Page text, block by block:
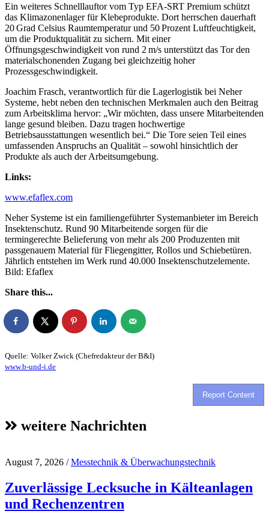
Ein weiteres Schnelllauftor vom Typ EFA-SRT Premium schützt
das Klimazonenlager für Klebeprodukte. Dort herrschen dauerhaft
20 Grad Celsius Raumtemperatur und 50 Prozent Luftfeuchtigkeit,
um die Produktqualität zu sichern. Mit einer
Öffnungsgeschwindigkeit von rund 2 m/s unterstützt das Tor den
materialschonenden Zugang bei gleichzeitig hoher
Prozessgeschwindigkeit.
Joachim Frasch, verantwortlich für die Lagerlogistik bei Neher
Systeme, hebt neben den technischen Merkmalen auch den Beitrag
zum Arbeitsklima hervor: „Wir möchten, dass unsere Mitarbeitenden
lange gesund bleiben. Dazu tragen hochwertige
Betriebsausstattungen wesentlich bei.“ Die Tore seien Teil eines
umfassenden Anspruchs an Qualität – sowohl hinsichtlich der
Produkte als auch der Arbeitsumgebung.
Links:
www.efaflex.com
Neher Systeme ist ein familiengeführter Systemanbieter im Bereich
Insektenschutz. Rund 90 Mitarbeitende sorgen für die
termingerechte Belieferung von mehr als 200 Produzenten mit
passgenauem Material für Fliegengitter, Rollos und Schiebetüren.
Jährlich entstehen im Werk rund 40.000 Insektenschutzelemente.
Bild: Efaflex
Share this...
Quelle: Volker Zwick (Chefredakteur der B&I)
www.b-und-i.de
Report Content
weitere Nachrichten
August 7, 2026 /Messtechnik & Überwachungstechnik
Zuverlässige Lecksuche in Kälteanlagen
und Rechenzentren